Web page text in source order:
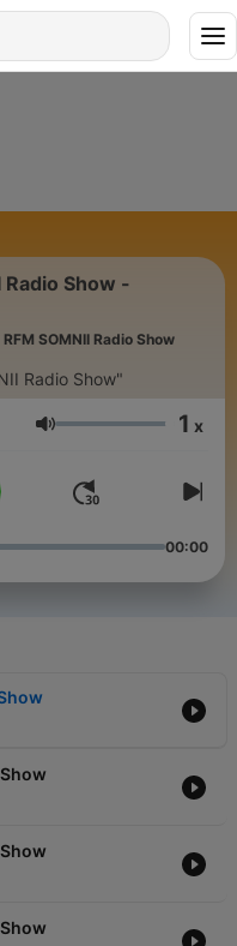
Radio Show -
SOMNII Radio Show
Radio Show"
Hangerő 1 x
00:00